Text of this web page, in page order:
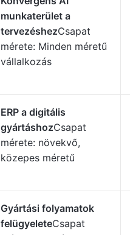
munkaterület a
tervezéshezCsapat
mérete: Minden méretű
vállalkozás
ERP a digitális
gyártáshozCsapat
mérete: növekvő,
közepes méretű
Gyártási folyamatok
felügyeleteCsapat